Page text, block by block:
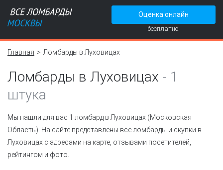
Оценка онлайн
бесплатно.
Главная Ломбарды в Луховицах
Ломбарды в Луховицах - 1
штука
Мы нашли для вас 1 ломбард в Луховицах (Московская
Область). На сайте представлены все ломбарды и скупки в
Луховицах с адресами на карте, отзывами посетителей,
рейтингом и фото.